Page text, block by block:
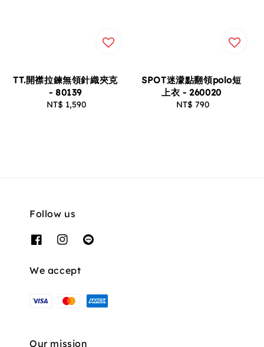
TT.開襟拉鍊無領針織夾克
- 80139
Regular
NT$ 1,590
SPOT迷濛點翻領polo短
上衣 - 260020
Regular
NT$ 790
Follow us
We accept
Our mission